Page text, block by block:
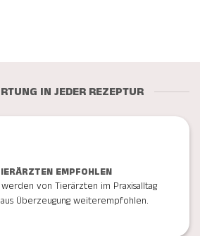
IN JEDER REZEPTUR
EMPFOHLEN
von Tierärzten im Praxisalltag
Überzeugung weiterempfohlen.